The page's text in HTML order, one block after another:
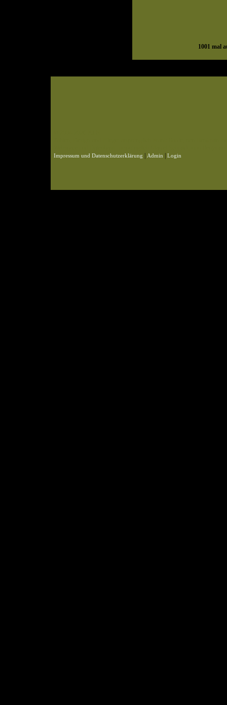
1001 mal
Impressum und Datenschutzerklärung Admin Login